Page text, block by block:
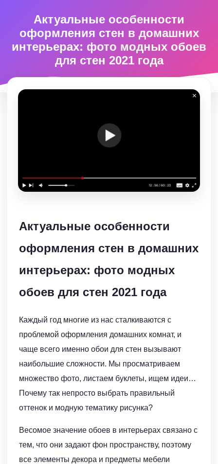
Актуальные особенности
оформления стен в домашних
интерьерах: фото модных обоев
для стен 2021 года
Актуальные особенности
оформления стен в домашних
интерьерах: фото модных
обоев для стен 2021 года
Каждый год многие из нас сталкиваются с
проблемой оформления домашних комнат, и
чаще всего именно обои для стен вызывают
наибольшие сложности. Мы просматриваем
множество фото, листаем буклеты, ищем идеи…
Почему так непросто выбрать правильный
оттенок и модную тематику рисунка?
Весомое значение обоев в интерьерах связано с
тем, что они задают фон пространству, поэтому
все элементы декора и предметы мебели